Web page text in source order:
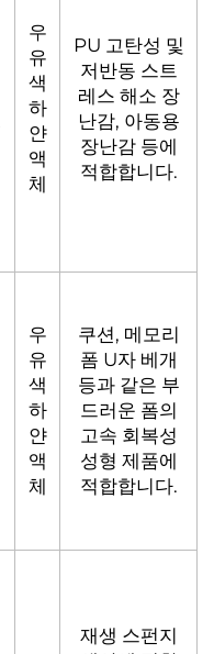
우
유
색
하
얀
액
체
PU 고탄성 및
저반동 스트
레스 해소 장
난감, 아동용
장난감 등에
적합합니다.
우
유
색
하
얀
액
체
쿠션, 메모리
폼 U자 베개
등과 같은 부
드러운 폼의
고속 회복성
성형 제품에
적합합니다.
재생 스펀지